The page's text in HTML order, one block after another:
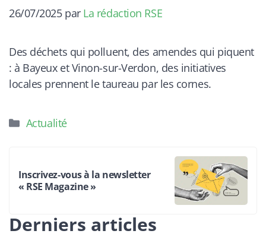
26/07/2025 par La rédaction RSE
Des déchets qui polluent, des amendes qui piquent
: à Bayeux et Vinon-sur-Verdon, des initiatives
locales prennent le taureau par les cornes.
Catégories
Actualité
Inscrivez-vous à la newsletter
« RSE Magazine »
Derniers articles